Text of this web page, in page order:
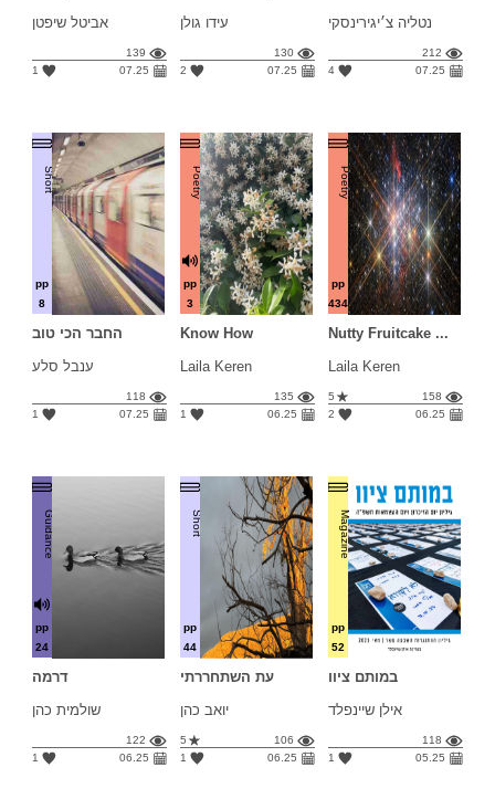
אביטל שיפטן
139
07.25
1
עידו גולן
130
07.25
2
נטליה צ׳יגירינסקי
212
07.25
4
Short
pp
8
החבר הכי טוב
ענבל סלע
118
07.25
1
Poetry
pp
3
Know How
Laila Keren
135
06.25
1
Poetry
pp
434
Nutty Fruitcake ...
Laila Keren
158
5
06.25
2
Guidance
pp
24
דרמה
שולמית כהן
122
06.25
1
Short
pp
44
עת השתחררתי
יואב כהן
106
5
06.25
1
Magazine
pp
52
במותם ציוו
אילן שיינפלד
118
05.25
1